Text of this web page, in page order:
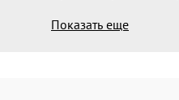
Показать еще